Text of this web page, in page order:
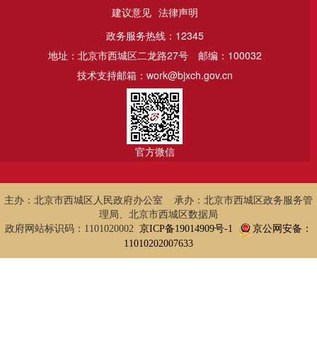
建议意见 法律声明
政务服务热线：12345
地址：北京市西城区二龙路27号
邮编：100032
技术支持邮箱：work@bjxch.gov.cn
官方微信
主办：北京市西城区人民政府办公室 承办：北京市西城区政务服务管
理局、北京市西城区数据局
政府网站标识码：1101020002 京ICP备19014909号-1
京公网安备：
11010202007633